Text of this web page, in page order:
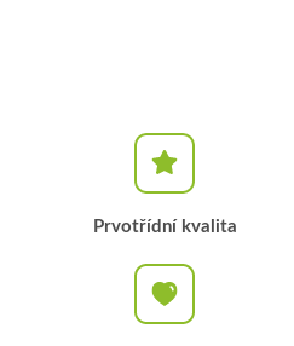
Prvotřídní kvalita